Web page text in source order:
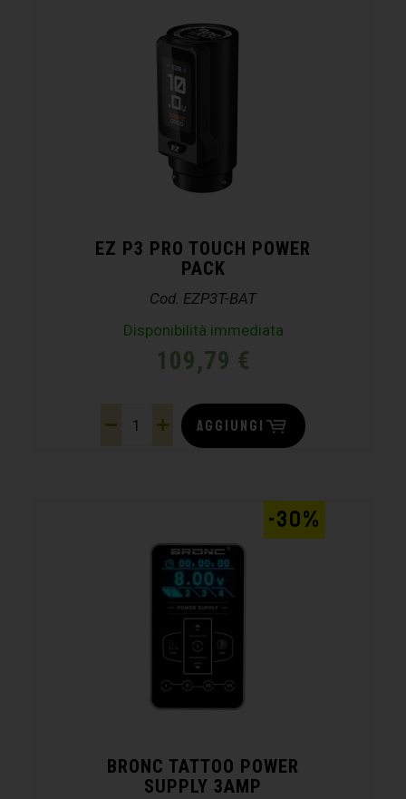
EZ P3 PRO TOUCH POWER
PACK
Cod. EZP3T-BAT
Disponibilità immediata
109,79 €
AGGIUNGI
BRONC TATTOO POWER
SUPPLY 3AMP
-30%